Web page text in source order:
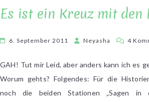
Es ist ein Kreuz mit den
6. September 2011 Neyasha 4
GAH! Tut mir Leid, aber anders kann ich es
Worum gehts? Folgendes: Für die
noch die beiden Stationen „Sagen in